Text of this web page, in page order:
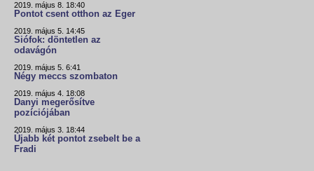
2019. május 8. 18:40
Pontot csent otthon az Eger
2019. május 5. 14:45
Siófok: döntetlen az
odavágón
2019. május 5. 6:41
Négy meccs szombaton
2019. május 4. 18:08
Danyi megerősítve
pozíciójában
2019. május 3. 18:44
Újabb két pontot zsebelt be a
Fradi